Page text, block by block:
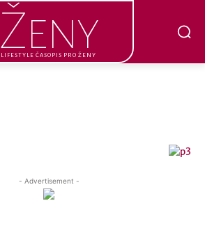
Ženy
LIFESTYLE ČASOPIS PRO ŽENY
- Advertisement -